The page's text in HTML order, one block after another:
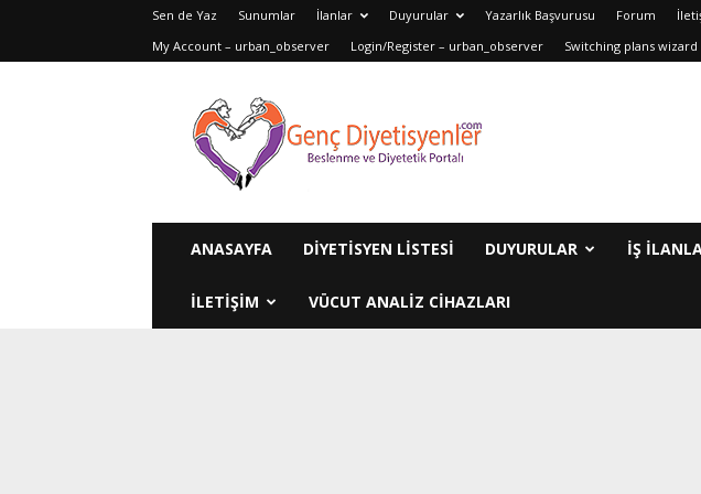
Sen de Yaz Sunumlar İlanlar Duyurular Yazarlık Başvurusu Forum
My Account – urban_observer
Login/Register – urban_observer Switching plans wizard
Genç
Diyetisyenler
ANASAYFA DIYETISYEN LISTESI DUYURULAR İŞ
ILETIŞIM VÜCUT ANALIZ CIHAZLARI